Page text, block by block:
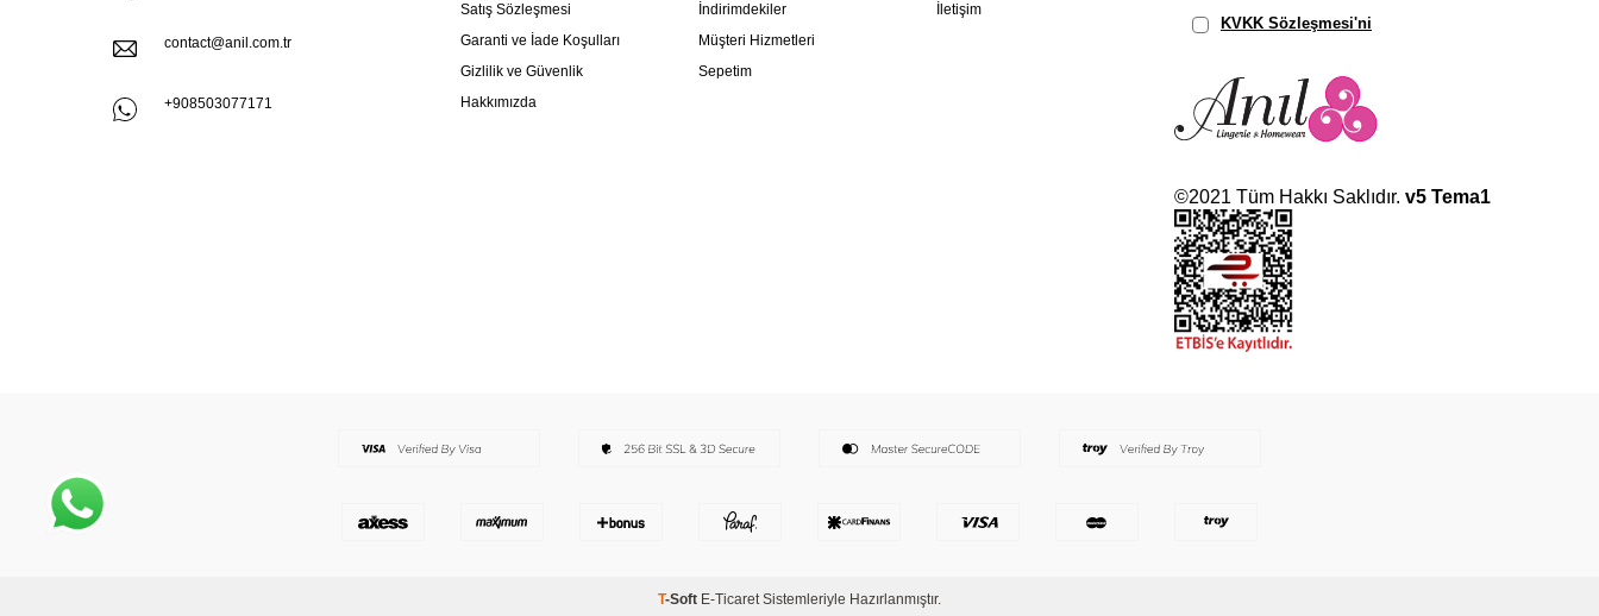
contact@anil.com.tr
+908503077171
Satış Sözleşmesi
Garanti ve İade Koşulları
Gizlilik ve Güvenlik
Hakkımızda
İndirimdekiler
Müşteri Hizmetleri
Sepetim
İletişim
KVKK Sözleşmesi'ni
©2021 Tüm Hakkı Saklıdır. v5 Tema1
T-Soft E-TicaretSistemleriyle Hazırlanmıştır.